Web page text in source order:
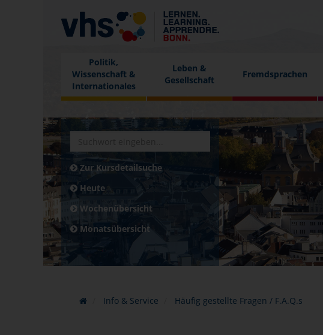
Politik,
Wissenschaft &
Internationales
Leben &
Gesellschaft
Fremdsprachen
Zur Kursdetailsuche
Heute
Wochenübersicht
Monatsübersicht
Info & Service Häufig gestellte Fragen / F.A.Q.s